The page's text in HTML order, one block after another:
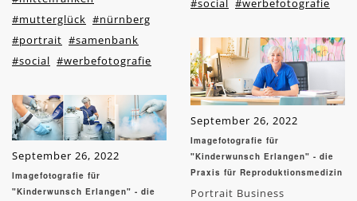
#mutterglück #nürnberg
#portrait #samenbank
#social #werbefotografie
September 26, 2022
Imagefotografie für
"Kinderwunsch Erlangen" - die
#social #werbefotografie
September 26, 2022
Imagefotografie für
"Kinderwunsch Erlangen" - die
Praxis für Reproduktionsmedizin
Portrait Business